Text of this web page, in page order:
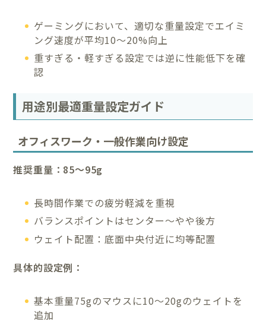
ゲーミングにおいて、適切な重量設定でエイミ
ング速度が平均10～20%向上
重すぎる・軽すぎる設定では逆に性能低下を確
認
用途別最適重量設定ガイド
オフィスワーク・一般作業向け設定
推奨重量：85～95g
長時間作業での疲労軽減を重視
バランスポイントはセンター～やや後方
ウェイト配置：底面中央付近に均等配置
具体的設定例：
基本重量75gのマウスに10～20gのウェイトを
追加